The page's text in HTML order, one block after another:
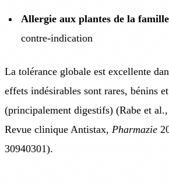
Allergie aux plantes de la
contre-indication
La tolérance globale est excellente
effets indésirables sont rares, bénins
(principalement digestifs) (Rabe et
Revue clinique Antistax, Pharmazie
30940301).